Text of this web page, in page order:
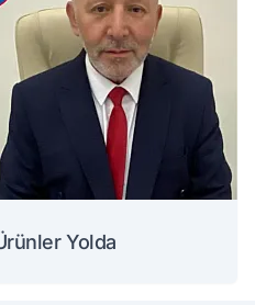
Yolda